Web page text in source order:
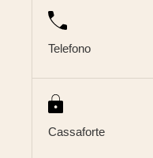
Telefono
Cassaforte